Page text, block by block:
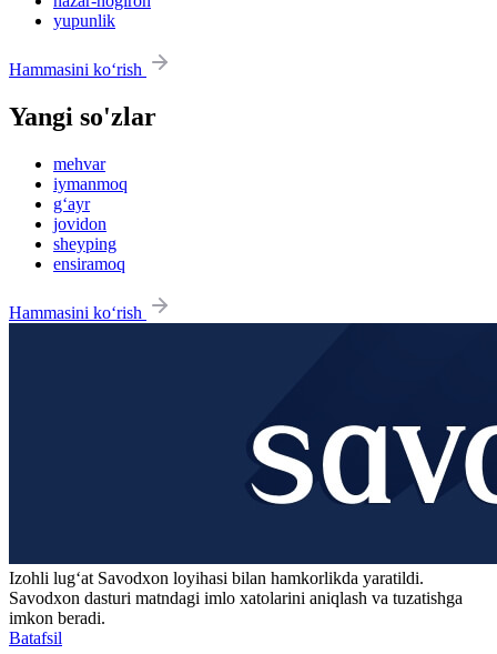
yupunlik
Hammasini ko‘rish
Yangi so'zlar
mehvar
iymanmoq
g‘ayr
jovidon
sheyping
ensiramoq
Hammasini ko‘rish
Izohli lugʻat Savodxon loyihasi bilan hamkorlikda yaratildi.
Savodxon dasturi matndagi imlo xatolarini aniqlash va tuzatishga
imkon beradi.
Batafsil